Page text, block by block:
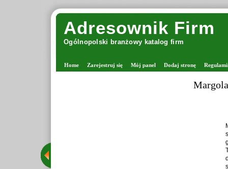
Adresownik Firm
Ogólnopolski branżowy katalog firm
Home Zarejestruj się Mój panel Dodaj stronę